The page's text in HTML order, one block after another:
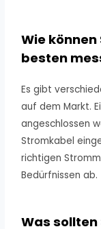
Wie
besten
Es gibt
auf dem Markt.
angeschlossen
Stromkabel
richtigen
Bedürfnissen ab.
Was sollten